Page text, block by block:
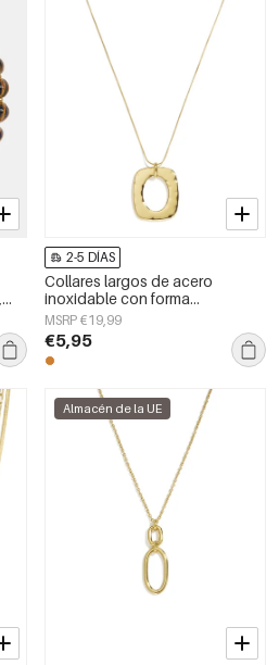
2-5 DÍAS
Collares largos de acero
inoxidable con forma
geométrica, sencillos, de la
serie Daily Simple, joyería para
mujer.
MSRP €19,99
€5,95
Almacén de la UE